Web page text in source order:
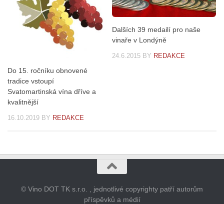
Do 15. ročníku obnovené
tradice vstoupí
Svatomartinská vína dříve a
kvalitnější
16.10.2019 BY REDAKCE
Dalších 39 medailí pro naše
vinaře v Londýně
24.6.2015 BY REDAKCE
© Vino DOT TK s.r.o. , jednotlivé copyrighty patří autorům
příspěvků a médií